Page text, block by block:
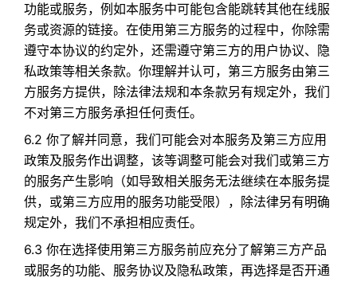
功能或服务，例如本服务中可能包含能跳转其他在线服
务或资源的链接。在使用第三方服务的过程中，你除需
遵守本协议的约定外，还需遵守第三方的用户协议、隐
私政策等相关条款。你理解并认可，第三方服务由第三
方服务方提供，除法律法规和本条款另有规定外，我们
不对第三方服务承担任何责任。
6.2 你了解并同意，我们可能会对本服务及第三方应用
政策及服务作出调整，该等调整可能会对我们或第三方
的服务产生影响（如导致相关服务无法继续在本服务提
供，或第三方应用的服务功能受限），除法律另有明确
规定外，我们不承担相应责任。
6.3 你在选择使用第三方服务前应充分了解第三方产品
或服务的功能、服务协议及隐私政策，再选择是否开通